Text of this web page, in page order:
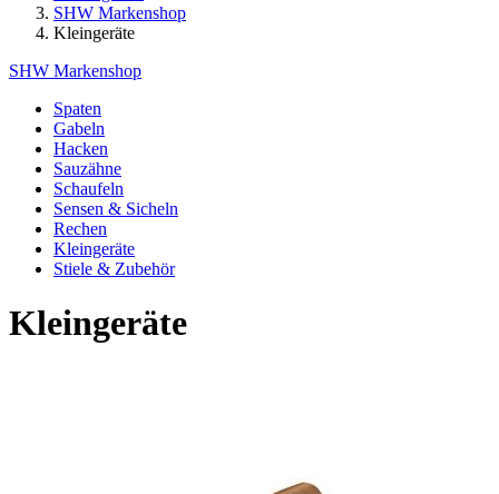
SHW Markenshop
Kleingeräte
SHW Markenshop
Spaten
Gabeln
Hacken
Sauzähne
Schaufeln
Sensen & Sicheln
Rechen
Kleingeräte
Stiele & Zubehör
Kleingeräte